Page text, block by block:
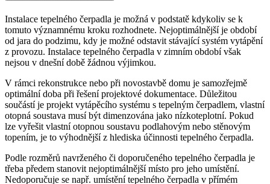
Instalace tepelného čerpadla je možná v podstatě kdykoliv se k
tomuto významnému kroku rozhodnete. Nejoptimálnější je období
od jara do podzimu, kdy je možné odstavit stávající systém vytápění
z provozu. Instalace tepelného čerpadla v zimním období však
nejsou v dnešní době žádnou výjimkou.
V rámci rekonstrukce nebo při novostavbě domu je samozřejmě
optimální doba při řešení projektové dokumentace. Důležitou
součástí je projekt vytápěcího systému s tepelným čerpadlem, vlastní
otopná soustava musí být dimenzována jako nízkoteplotní. Pokud
lze vyřešit vlastní otopnou soustavu podlahovým nebo stěnovým
topením, je to výhodnější z hlediska účinnosti tepelného čerpadla.
Podle rozměrů navrženého či doporučeného tepelného čerpadla je
třeba předem stanovit nejoptimálnější místo pro jeho umístění.
Nedoporučuje se např. umístění tepelného čerpadla v přímém